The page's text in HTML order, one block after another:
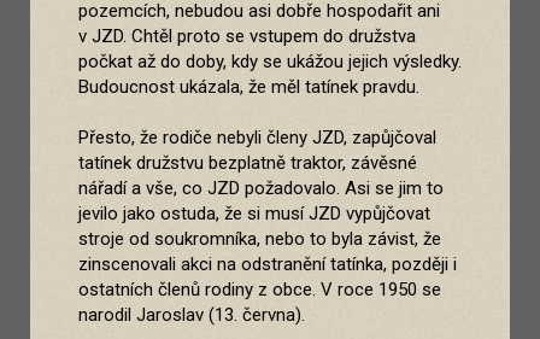
pozemcích, nebudou asi dobře hospodařit ani
v JZD. Chtěl proto se vstupem do družstva
počkat až do doby, kdy se ukážou jejich výsledky.
Budoucnost ukázala, že měl tatínek pravdu.
Přesto, že rodiče nebyli členy JZD, zapůjčoval
tatínek družstvu bezplatně traktor, závěsné
nářadí a vše, co JZD požadovalo. Asi se jim to
jevilo jako ostuda, že si musí JZD vypůjčovat
stroje od soukromníka, nebo to byla závist, že
zinscenovali akci na odstranění tatínka, později i
ostatních členů rodiny z obce. V roce 1950 se
narodil Jaroslav (13. června).